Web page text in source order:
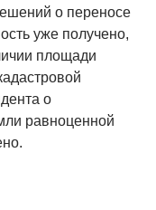
о переносе
уже получено,
площади
о
равноценной